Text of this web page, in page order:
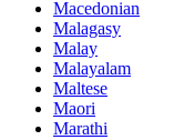
Macedonian
Malagasy
Malay
Malayalam
Maltese
Maori
Marathi